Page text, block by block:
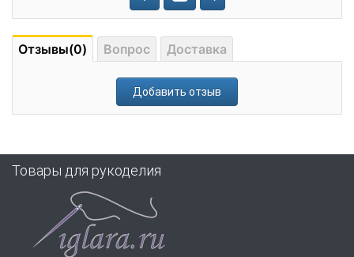
Отзывы(0) Вопрос Доставка
Добавить отзыв
Товары для рукоделия